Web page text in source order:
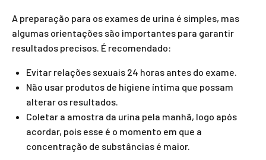
A preparação para os exames de urina é simples, mas
algumas orientações são importantes para garantir
resultados precisos. É recomendado:
Evitar relações sexuais 24 horas antes do exame.
Não usar produtos de higiene íntima que possam
alterar os resultados.
Coletar a amostra da urina pela manhã, logo após
acordar, pois esse é o momento em que a
concentração de substâncias é maior.